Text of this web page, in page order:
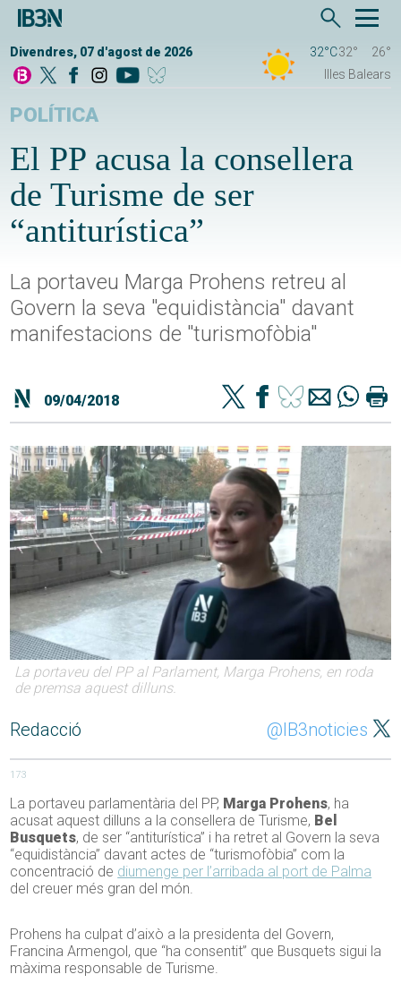
Divendres, 07 d'agost de 2026 32°C32°
26°
Illes Balears
POLÍTICA
El PP acusa la consellera
de Turisme de ser
“antiturística”
La portaveu Marga Prohens retreu al
Govern la seva "equidistància" davant
manifestacions de "turismofòbia"
09/04/2018
La portaveu del PP al Parlament, Marga Prohens, en roda
de premsa aquest dilluns.
Redacció @IB3noticies
173
La portaveu parlamentària del PP, Marga Prohens, ha
acusat aquest dilluns a la consellera de Turisme, Bel
Busquets, de ser “antiturística” i ha retret al Govern la seva
“equidistància” davant actes de “turismofòbia” com la
concentració de diumenge per l’arribada al port de Palma
del creuer més gran del món.
Prohens ha culpat d’això a la presidenta del Govern,
Francina Armengol, que “ha consentit” que Busquets sigui la
màxima responsable de Turisme.